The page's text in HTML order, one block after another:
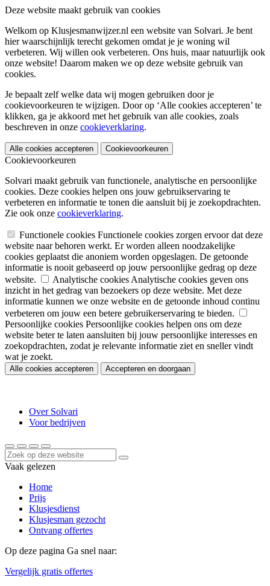
Deze website maakt gebruik van cookies
Welkom op Klusjesmanwijzer.nl een website van Solvari. Je bent
hier waarschijnlijk terecht gekomen omdat je je woning wil
verbeteren. Wij willen ook verbeteren. Ons huis, maar natuurlijk ook
onze website! Daarom maken we op deze website gebruik van
cookies.
Je bepaalt zelf welke data wij mogen gebruiken door je
cookievoorkeuren te wijzigen. Door op ‘Alle cookies accepteren’ te
klikken, ga je akkoord met het gebruik van alle cookies, zoals
beschreven in onze cookieverklaring.
Alle cookies accepteren Cookievoorkeuren
Cookievoorkeuren
Solvari maakt gebruik van functionele, analytische en persoonlijke
cookies. Deze cookies helpen ons jouw gebruikservaring te
verbeteren en informatie te tonen die aansluit bij je zoekopdrachten.
Zie ook onze cookieverklaring.
Functionele cookies Functionele cookies zorgen ervoor dat deze
website naar behoren werkt. Er worden alleen noodzakelijke
cookies geplaatst die anoniem worden opgeslagen. De getoonde
informatie is nooit gebaseerd op jouw persoonlijke gedrag op deze
website.
Analytische cookies Analytische cookies geven ons
inzicht in het gedrag van bezoekers op deze website. Met deze
informatie kunnen we onze website en de getoonde inhoud continu
verbeteren om jouw een betere gebruikerservaring te bieden.
Persoonlijke cookies Persoonlijke cookies helpen ons om deze
website beter te laten aansluiten bij jouw persoonlijke interesses en
zoekopdrachten, zodat je relevante informatie ziet en sneller vindt
wat je zoekt.
Alle cookies accepteren Accepteren en doorgaan
Over Solvari
Voor bedrijven
Vaak gelezen
Home
Prijs
Klusjesdienst
Klusjesman gezocht
Ontvang offertes
Op deze pagina Ga snel naar:
Vergelijk gratis offertes